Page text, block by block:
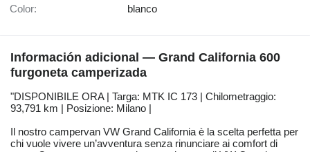
Color: blanco
Información adicional — Grand California 600
furgoneta camperizada
"DISPONIBILE ORA | Targa: MTK IC 173 | Chilometraggio:
93,791 km | Posizione: Milano |
Il nostro campervan VW Grand California è la scelta perfetta per
chi vuole vivere un’avventura senza rinunciare ai comfort di